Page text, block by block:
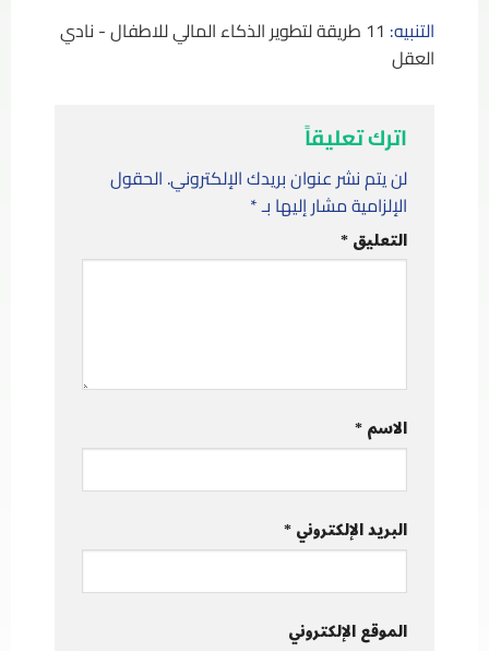
التنبيه:
11 طريقة لتطوير الذكاء المالي للاطفال - نادي
العقل
اترك تعليقاً
لن يتم نشر عنوان بريدك الإلكتروني. الحقول
الإلزامية مشار إليها بـ*
التعليق*
الاسم*
البريد الإلكتروني*
الموقع الإلكتروني